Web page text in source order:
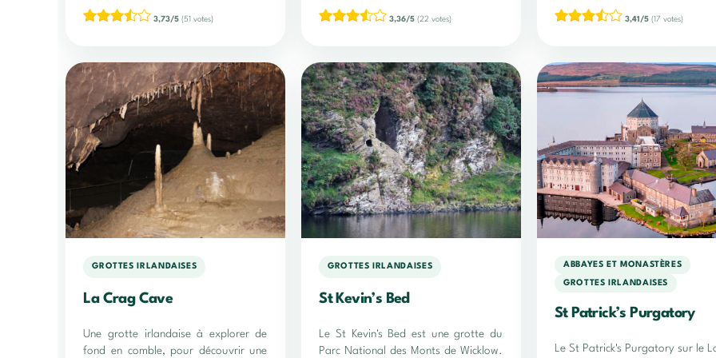
3,73/5 (51 votes) 3,36/5 (22 votes) 3,41/5 (17 votes)
GROTTES IRLANDAISES
La Crag Cave
Une grotte irlandaise à explorer de
fond en comble, pour découvrir une
GROTTES IRLANDAISES
St Kevin’s Bed
Le St Kevin's Bed est une grotte du
Parc National des Monts de Wicklow.
ABBAYES ET MONASTÈRES
GROTTES IRLANDAISES
St Patrick’s Purgatory
Le St Patrick's Purgatory sur le